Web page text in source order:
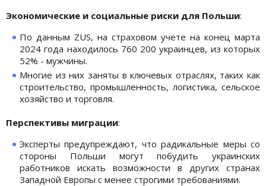
Экономические и социальные риски для Польши:
По данным ZUS, на страховом учете на конец марта
2024 года находилось 760 200 украинцев, из которых
52% - мужчины.
Многие из них заняты в ключевых отраслях, таких как
строительство, промышленность, логистика, сельское
хозяйство и торговля.
Перспективы миграции:
Эксперты предупреждают, что радикальные меры со
стороны Польши могут побудить украинских
работников искать возможности в других странах
Западной Европы с менее строгими требованиями.